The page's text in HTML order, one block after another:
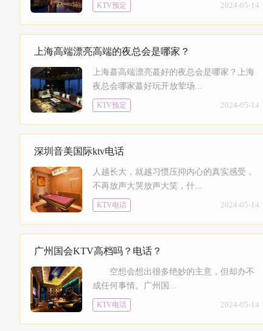
KTV预定 2024-05-14
上海高端漂亮高端的夜总会是哪家？
上海蕞高端漂亮蕞好的夜总会是哪家？上海
夜总会哪家蕞好玩开放荤场...
KTV预定 2024-05-14
深圳音美国际ktv电话
人越长大，就越习惯压抑内心的真实感受，
不再放声大哭放声大笑，什...
KTV电话 2024-05-14
广州国会KTV高档吗？电话？
空想会想出很多绝妙的主意，但却办不
成任何事情。广州国...
KTV电话 2024-05-14